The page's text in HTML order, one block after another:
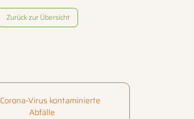
Zurück zur Übersicht
Corona-Virus kontaminierte
Abfälle